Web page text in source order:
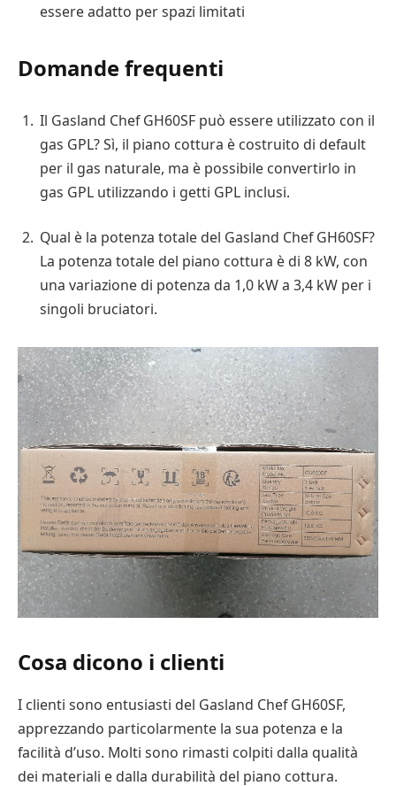
essere adatto per spazi limitati
Domande frequenti
Il Gasland Chef GH60SF può essere utilizzato con il
gas GPL? Sì, il piano cottura è costruito di default
per il gas naturale, ma è possibile convertirlo in
gas GPL utilizzando i getti GPL inclusi.
Qual è la potenza totale del Gasland Chef GH60SF?
La potenza totale del piano cottura è di 8 kW, con
una variazione di potenza da 1,0 kW a 3,4 kW per i
singoli bruciatori.
Cosa dicono i clienti
I clienti sono entusiasti del Gasland Chef GH60SF,
apprezzando particolarmente la sua potenza e la
facilità d’uso. Molti sono rimasti colpiti dalla qualità
dei materiali e dalla durabilità del piano cottura.